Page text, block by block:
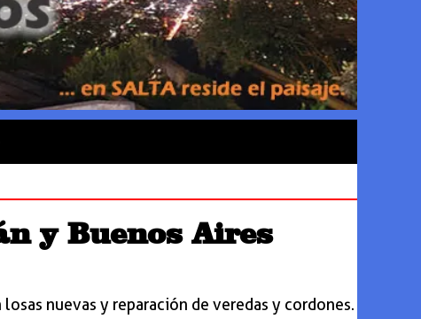
y Buenos Aires
nuevas y reparación de veredas y cordones.